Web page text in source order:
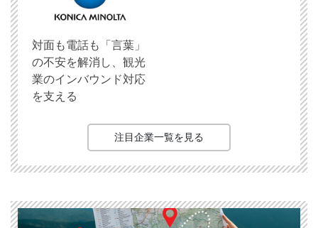
対面も電話も「言葉」
の不安を解消し、観光
業のインバウンド対応
を支える
注目企業一覧を見る